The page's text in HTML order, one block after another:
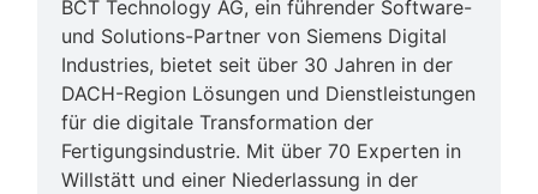
BCT Technology AG, ein führender Software-
und Solutions-Partner von Siemens Digital
Industries, bietet seit über 30 Jahren in der
DACH-Region Lösungen und Dienstleistungen
für die digitale Transformation der
Fertigungsindustrie. Mit über 70 Experten in
Willstätt und einer Niederlassung in der